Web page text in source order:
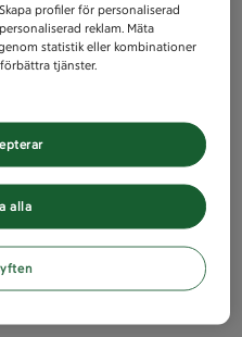
profiler för personaliserad
reklam. Mäta
statistik eller kombinationer
tjänster.
alla